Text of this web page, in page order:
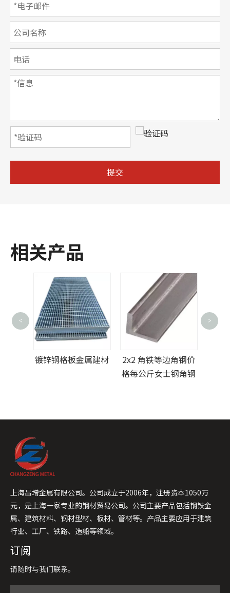
提交
相关产品
镀锌钢格板金属建材
2x2 角铁等边角钢价
格每公斤女士钢角钢
< >
上海昌增金属有限公司。公司成立于2006年，注册资本1050万
元，是上海一家专业的钢材贸易公司。公司主要产品包括钢铁金
属、建筑材料、钢材型材、板材、管材等。产品主要应用于建筑
行业、工厂、铁路、造船等领域。
订阅
请随时与我们联系。